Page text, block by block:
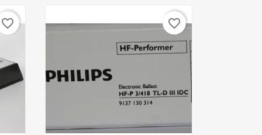
favorite_border favorite_border